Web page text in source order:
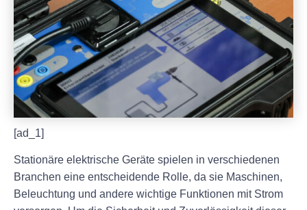
[ad_1]
Stationäre elektrische Geräte spielen in verschiedenen
Branchen eine entscheidende Rolle, da sie Maschinen,
Beleuchtung und andere wichtige Funktionen mit Strom